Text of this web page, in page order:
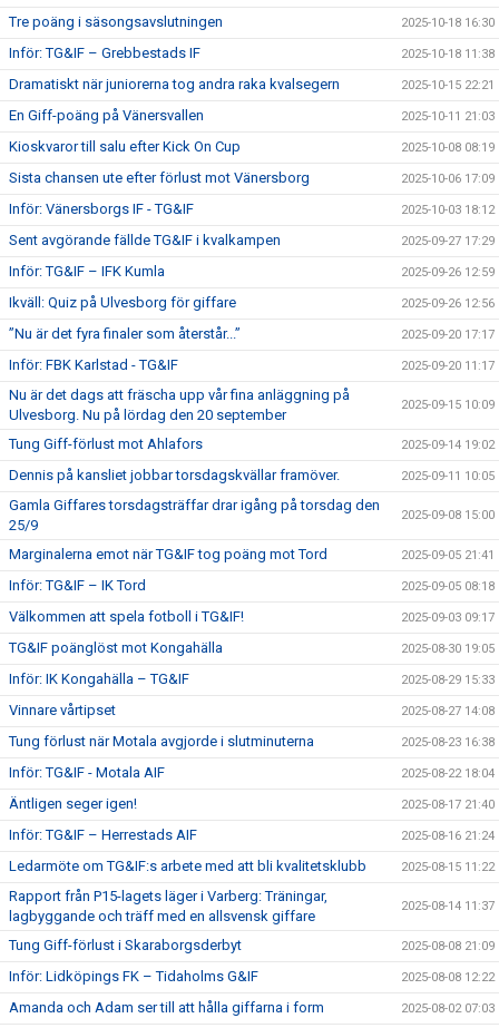
Tre poäng i säsongsavslutningen 2025-10-18 16:30
Inför: TG&IF – Grebbestads IF 2025-10-18 11:38
Dramatiskt när juniorerna tog andra raka kvalsegern 2025-10-15 22:21
En Giff-poäng på Vänersvallen 2025-10-11 21:03
Kioskvaror till salu efter Kick On Cup 2025-10-08 08:19
Sista chansen ute efter förlust mot Vänersborg 2025-10-06 17:09
Inför: Vänersborgs IF - TG&IF 2025-10-03 18:12
Sent avgörande fällde TG&IF i kvalkampen 2025-09-27 17:29
Inför: TG&IF – IFK Kumla 2025-09-26 12:59
Ikväll: Quiz på Ulvesborg för giffare 2025-09-26 12:56
”Nu är det fyra finaler som återstår...” 2025-09-20 17:17
Inför: FBK Karlstad - TG&IF 2025-09-20 11:17
Nu är det dags att fräscha upp vår fina anläggning på
Ulvesborg. Nu på lördag den 20 september
2025-09-15 10:09
Tung Giff-förlust mot Ahlafors 2025-09-14 19:02
Dennis på kansliet jobbar torsdagskvällar framöver. 2025-09-11 10:05
Gamla Giffares torsdagsträffar drar igång på torsdag den
25/9
2025-09-08 15:00
Marginalerna emot när TG&IF tog poäng mot Tord 2025-09-05 21:41
Inför: TG&IF – IK Tord 2025-09-05 08:18
Välkommen att spela fotboll i TG&IF! 2025-09-03 09:17
TG&IF poänglöst mot Kongahälla 2025-08-30 19:05
Inför: IK Kongahälla – TG&IF 2025-08-29 15:33
Vinnare vårtipset 2025-08-27 14:08
Tung förlust när Motala avgjorde i slutminuterna 2025-08-23 16:38
Inför: TG&IF - Motala AIF 2025-08-22 18:04
Äntligen seger igen! 2025-08-17 21:40
Inför: TG&IF – Herrestads AIF 2025-08-16 21:24
Ledarmöte om TG&IF:s arbete med att bli kvalitetsklubb 2025-08-15 11:22
Rapport från P15-lagets läger i Varberg: Träningar,
lagbyggande och träff med en allsvensk giffare
2025-08-14 11:37
Tung Giff-förlust i Skaraborgsderbyt 2025-08-08 21:09
Inför: Lidköpings FK – Tidaholms G&IF 2025-08-08 12:22
Amanda och Adam ser till att hålla giffarna i form 2025-08-02 07:03